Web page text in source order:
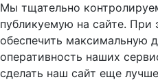
Мы тщательно
публикуемую на сайте. При
обеспечить максимальную
оперативность наших
сделать наш сайт еще